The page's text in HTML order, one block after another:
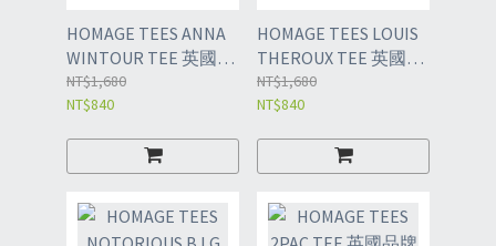
HOMAGE TEES ANNA
WINTOUR TEE 英國品
牌 短袖T恤
NT$1,680
NT$840
HOMAGE TEES LOUIS
THEROUX TEE 英國品
牌 短袖T恤
NT$1,680
NT$840